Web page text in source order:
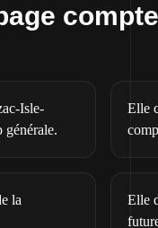
Isle-
générale.
Elle
la
Elle